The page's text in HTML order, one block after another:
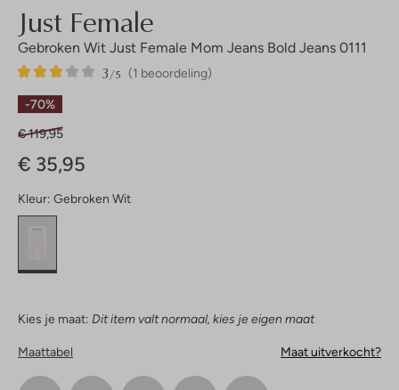
Just Female
Gebroken Wit Just Female Mom Jeans Bold Jeans 0111
(1 beoordeling)
3/5
1
3
Sterren
-70%
€ 119,95
€ 35,95
Kleur: Gebroken Wit
Kies je maat: Dit item valt normaal, kies je eigen maat
Maattabel Maat uitverkocht?